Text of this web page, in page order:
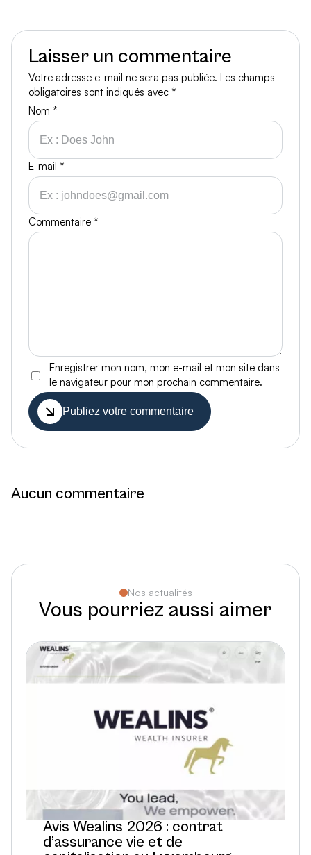
Laisser un commentaire
Votre adresse e-mail ne sera pas publiée. Les champs
obligatoires sont indiqués avec *
Commentaire *
Nom *
E-mail *
Enregistrer mon nom, mon e-mail et mon site dans
le navigateur pour mon prochain commentaire.
Publiez votre commentaire
Aucun commentaire
Nos actualités
Vous pourriez aussi aimer
Avis Wealins 2026 : contrat
d’assurance vie et de